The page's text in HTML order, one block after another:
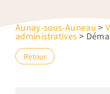
Aunay-sous-Auneau >
administratives >
Retour